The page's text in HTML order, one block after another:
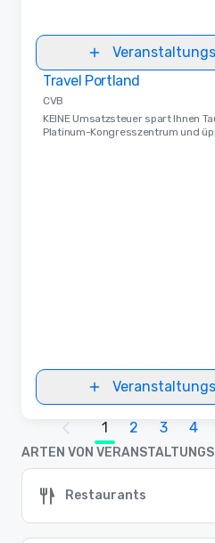
Removed from favorites
Travel Portland
CVB
KEINE Umsatzsteuer spart Ihnen
Platinum-Kongresszentrum und
1 2 3 4
ARTEN VON
Restaurants